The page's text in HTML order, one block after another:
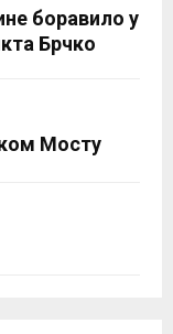
боравилo у
Брчко
Мосту